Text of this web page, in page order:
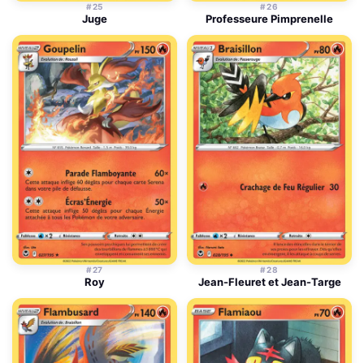
#25
Juge
#26
Professeure Pimprenelle
#27
Roy
#28
Jean-Fleuret et Jean-Targe